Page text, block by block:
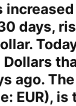
increased
days,
ago. The
EUR), is